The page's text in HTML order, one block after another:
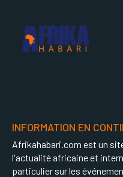
INFORMATION EN
Afrikahabari.com est un
l'actualité africaine et
particulier sur les